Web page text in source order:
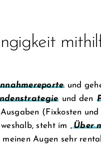
und
und den
(Fixkosten
steht im „Über
meinen Augen sehr